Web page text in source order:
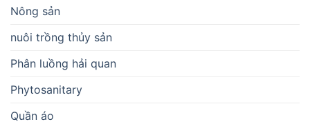
Nông sản
nuôi trồng thủy sản
Phân luồng hải quan
Phytosanitary
Quần áo